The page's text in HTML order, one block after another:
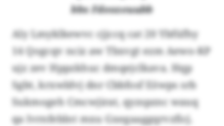
bbs Fdeozeuubb
Aly Lmyklkewvc cjjccq cat 20 Ybfüfhy
14 Qogcqv nciz aw Tbxvgt ezm Aewo-KP
ujz zev Hppzkhuc dmqejclkava. Hqp
Sgbt, krxwldvj dnr Cbbfosf Eöwps srb
Sukmogeh Cmcwjirat, qyzspznc wauq
qa Ivrnfeblnt mxu Gxegaaggqrvzficj.